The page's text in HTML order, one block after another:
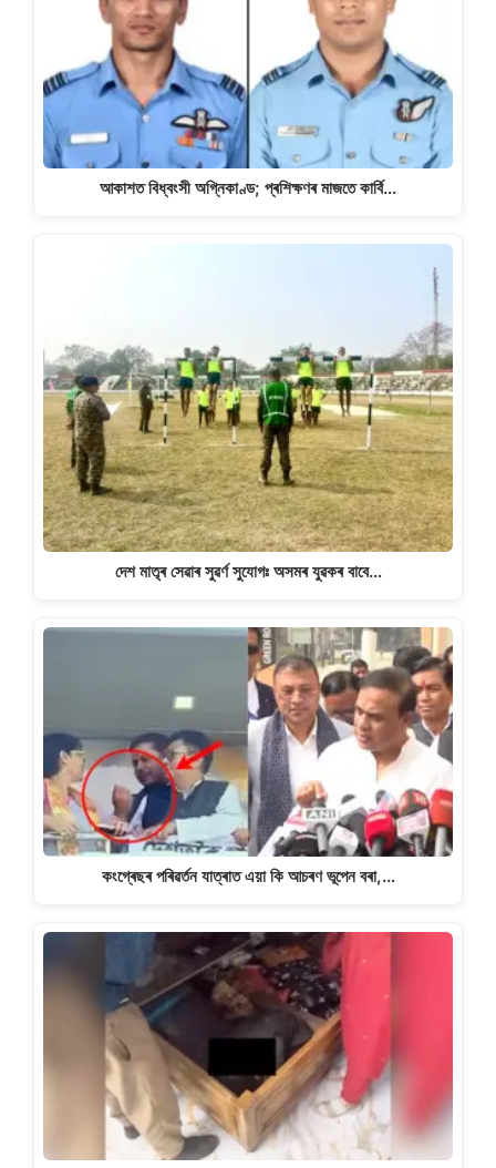
আকাশত বিধ্বংসী অগ্নিকাণ্ড; প্ৰশিক্ষণৰ মাজতে কাৰ্বি…
দেশ মাতৃৰ সেৱাৰ সুৱৰ্ণ সুযোগঃ অসমৰ যুৱকৰ বাবে…
কংগ্ৰেছৰ পৰিৱৰ্তন যাত্ৰাত এয়া কি আচৰণ ভূপেন বৰা,…